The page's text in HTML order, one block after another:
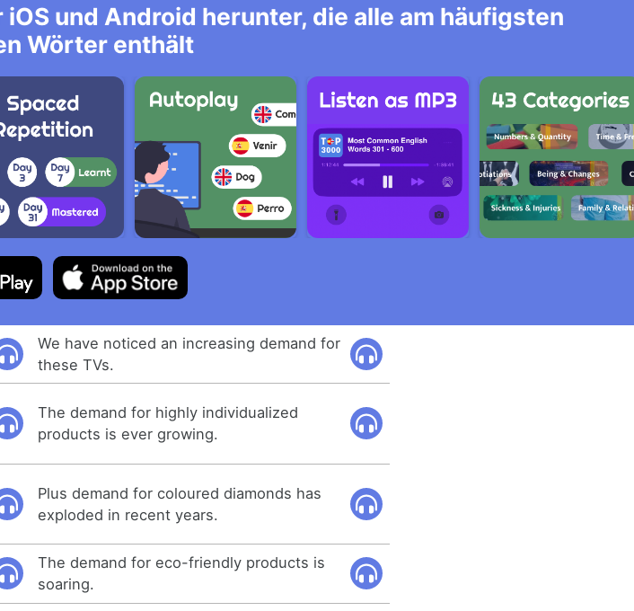
und Android herunter, die alle am häufigsten
Wörter enthält
We have noticed an increasing demand for
these TVs.
The demand for highly individualized
products is ever growing.
Plus demand for coloured diamonds has
exploded in recent years.
The demand for eco-friendly products is
soaring.